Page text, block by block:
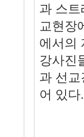
과 스
교현장
에서의
강사진
과 선
어 있다.